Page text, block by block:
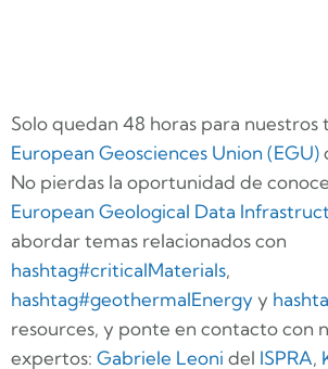
Solo quedan 48 horas para nuestros
European Geosciences Union (EGU)
No pierdas la oportunidad de
European Geological Data
abordar temas relacionados con
hashtag#criticalMaterials,
hashtag#geothermalEnergy y
resources, y ponte en contacto con
expertos: Gabriele Leoni del ISPRA,